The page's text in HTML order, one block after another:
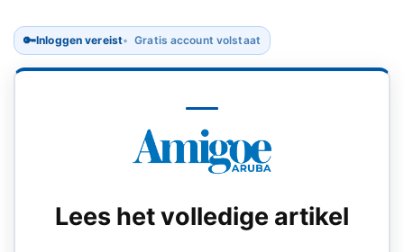
🔑Inloggen vereist Gratis account volstaat
Lees het volledige artikel